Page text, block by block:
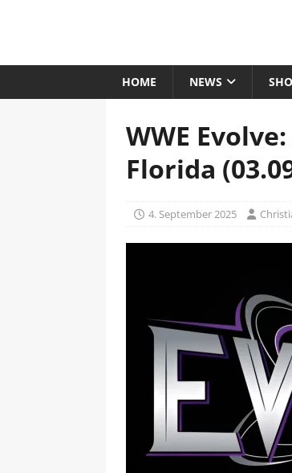
HOME NEWS
WWE
Florida
4. September 2025